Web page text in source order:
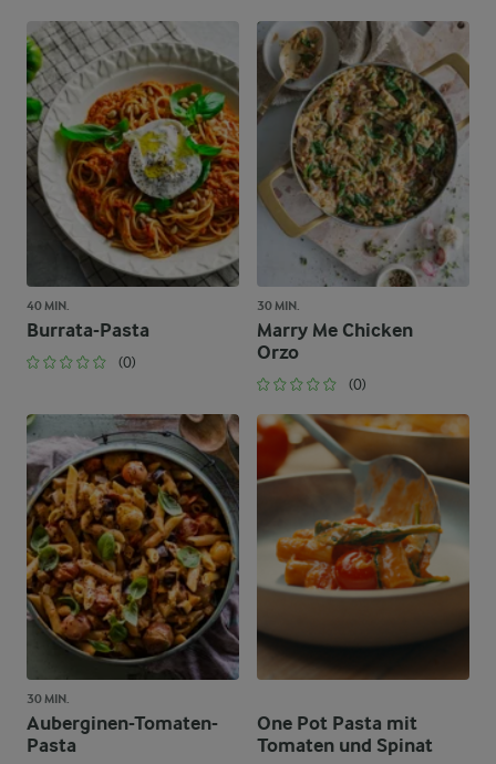
40 MIN.
Burrata-Pasta
(0)
30 MIN.
Marry Me Chicken
Orzo
(0)
30 MIN.
Auberginen-Tomaten-
Pasta
One Pot Pasta mit
Tomaten und Spinat